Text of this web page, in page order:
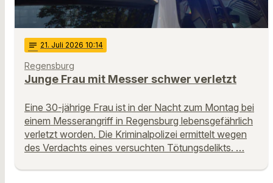
notes 21. Juli 2026 10:14
Regensburg
Junge Frau mit Messer schwer verletzt
Eine 30-jährige Frau ist in der Nacht zum Montag bei
einem Messerangriff in Regensburg lebensgefährlich
verletzt worden. Die Kriminalpolizei ermittelt wegen
des Verdachts eines versuchten Tötungsdelikts. …